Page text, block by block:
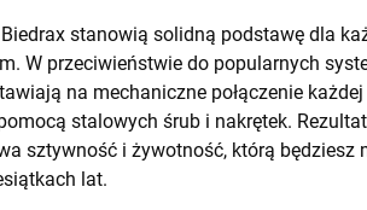
Biedrax stanowią solidną podstawę dla
W przeciwieństwie do popularnych
na mechaniczne połączenie każdej
stalowych śrub i nakrętek.
sztywność i żywotność, którą będziesz
lat.